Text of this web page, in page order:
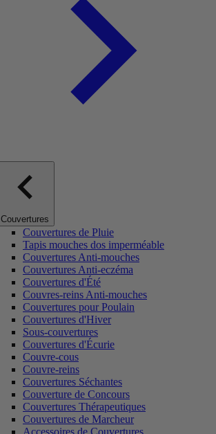
Couvertures
Couvertures de Pluie
Tapis mouches dos imperméable
Couvertures Anti-mouches
Couvertures Anti-eczéma
Couvertures d'Été
Couvres-reins Anti-mouches
Couvertures pour Poulain
Couvertures d'Hiver
Sous-couvertures
Couvertures d'Écurie
Couvre-cous
Couvre-reins
Couvertures Séchantes
Couverture de Concours
Couvertures Thérapeutiques
Couvertures de Marcheur
Accessoires de Couvertures